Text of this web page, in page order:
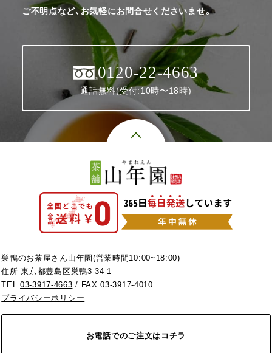
ご不明点など、お気軽にお問合せくださいませ。
0120-22-4663
通話無料(受付:10時〜18時)
巣鴨のお茶屋さん山年園(営業時間10:00~18:00)
住所 東京都豊島区巣鴨3-34-1
TEL03-3917-4663 / FAX 03-3917-4010
プライバシーポリシー
お電話でのご注文はコチラ